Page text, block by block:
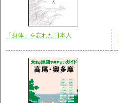
「身体」を忘れた日本人